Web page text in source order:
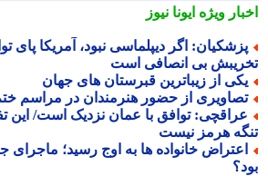
ویژهایونا نیوز
اگر دیپلماسی نبود، آمریکا پای توافق
بی انصافی است
از زیباترین قبرستان های جهان
از حضور هنرمندان در مراسم ختم
توافق با عمان نزدیک است/ این
هرمز نیست
خانواده ها به اوج رسید؛ ماجرای